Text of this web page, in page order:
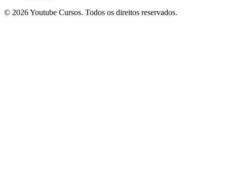
© 2026 Youtube Cursos. Todos os direitos reservados.